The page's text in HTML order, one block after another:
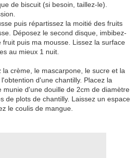
de biscuit (si besoin, taillez-le).
puis répartissez la moitié des fruits
Déposez le second disque, imbibez-
fruit puis ma mousse. Lissez la surface
au mieux 1 nuit.
la crème, le mascarpone, le sucre et la
d'une chantilly. Placez la
munie d'une douille de 2cm de diamètre
de plots de chantilly. Laissez un espace
le coulis de mangue.